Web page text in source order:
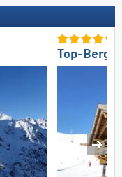
Top-